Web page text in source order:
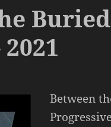
Between